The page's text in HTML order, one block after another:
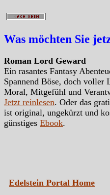
Was möchten Sie
Roman Lord Geward
Ein rasantes Fantasy
Spannend Böse, doch voller
Moral, Mitgefühl und
Jetzt reinlesen. Oder das
ist original, ungekürzt und
günstiges Ebook.
Edelstein Portal Home